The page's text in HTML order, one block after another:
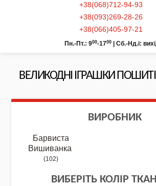
+38(068)712-94-93
+38(093)269-28-26
+38(066)405-97-21
Пн.-Пт.: 900-1700 Сб.-Нд.і:
NEW 2026 - Колекція
NEW DROP 26 - МОТАНКА
ВЕЛИКОДНІ ІГРАШКИ ПОШИТІ
ВИРОБНИК
Барвиста
Вишиванка
(102)
ВИБЕРІТЬ КОЛІР